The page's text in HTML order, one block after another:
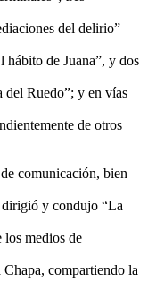
del delirio”
de Juana”, y dos
del Ruedo”; y en vías
de otros
comunicación, bien
dirigió y condujo “La
los medios de
compartiendo la